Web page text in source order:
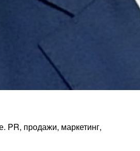
PR, продажи, маркетинг,